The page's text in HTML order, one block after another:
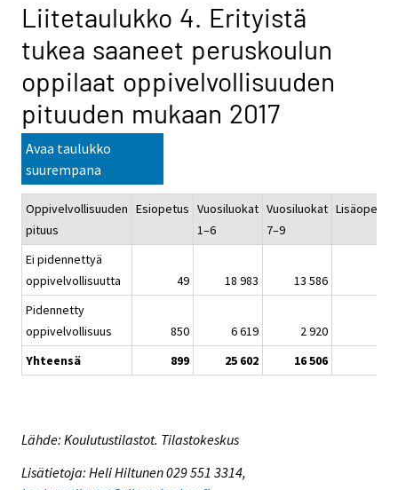
Liitetaulukko 4. Erityistä
tukea saaneet peruskoulun
oppilaat oppivelvollisuuden
pituuden mukaan 2017
Avaa taulukko
suurempana
Oppivelvollisuuden
pituus
Esiopetus Vuosiluokat
1–6
Vuosiluokat
7–9
Lisäopetus
Ei pidennettyä
oppivelvollisuutta
49 18 983 13 586
Pidennetty
oppivelvollisuus
850 6 619 2 920
Yhteensä
899 25 602 16 506
Lähde: Koulutustilastot. Tilastokeskus
Lisätietoja: Heli Hiltunen 029 551 3314,